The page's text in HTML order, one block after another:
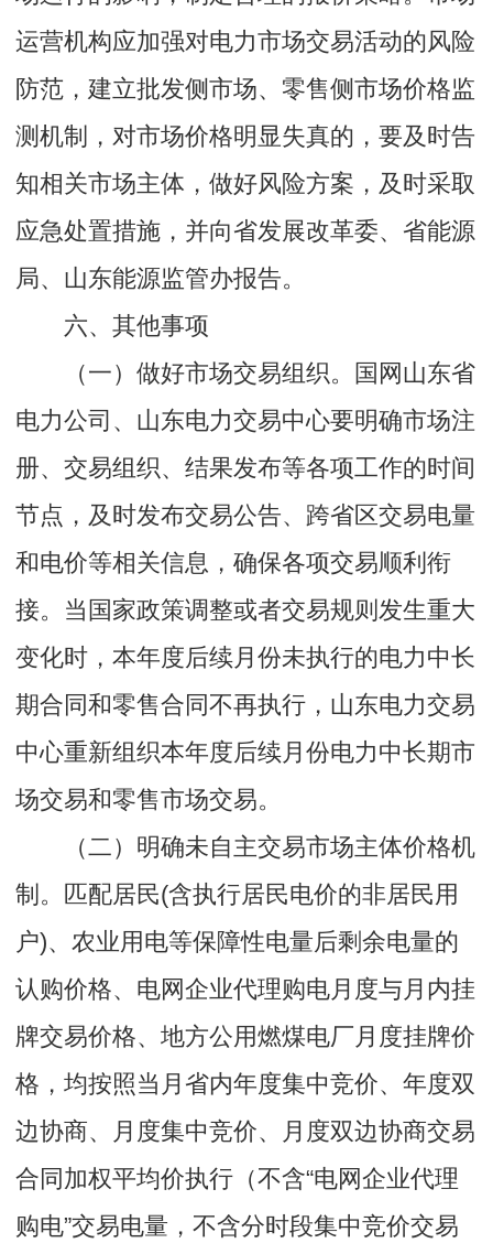
运营机构应加强对电力市场交易活动的风险
防范，建立批发侧市场、零售侧市场价格监
测机制，对市场价格明显失真的，要及时告
知相关市场主体，做好风险方案，及时采取
应急处置措施，并向省发展改革委、省能源
局、山东能源监管办报告。
六、其他事项
（一）做好市场交易组织。国网山东省
电力公司、山东电力交易中心要明确市场注
册、交易组织、结果发布等各项工作的时间
节点，及时发布交易公告、跨省区交易电量
和电价等相关信息，确保各项交易顺利衔
接。当国家政策调整或者交易规则发生重大
变化时，本年度后续月份未执行的电力中长
期合同和零售合同不再执行，山东电力交易
中心重新组织本年度后续月份电力中长期市
场交易和零售市场交易。
（二）明确未自主交易市场主体价格机
制。匹配居民(含执行居民电价的非居民用
户)、农业用电等保障性电量后剩余电量的
认购价格、电网企业代理购电月度与月内挂
牌交易价格、地方公用燃煤电厂月度挂牌价
格，均按照当月省内年度集中竞价、年度双
边协商、月度集中竞价、月度双边协商交易
合同加权平均价执行（不含“电网企业代理
购电”交易电量，不含分时段集中竞价交易